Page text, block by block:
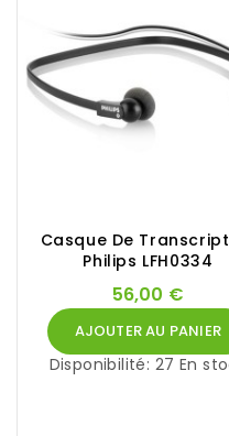
Casque De
Philips LFH0334
56,00 €
AJOUTER AU PANIER
Disponibilité: 27 En